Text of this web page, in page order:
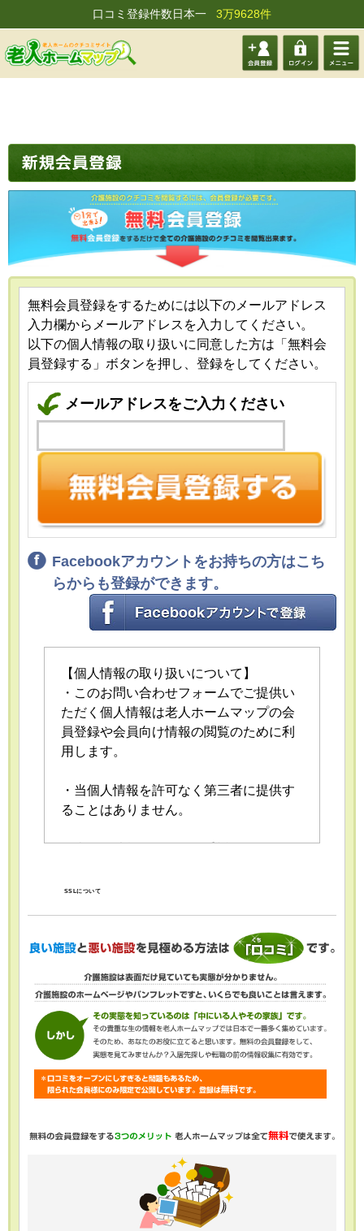
口コミ登録件数日本一 3万9628件
会員登 ログイ メニュ
無料会員登録をするためには以下のメールアドレス
入力欄からメールアドレスを入力してください。
以下の個人情報の取り扱いに同意した方は「無料会
員登録する」ボタンを押し、登録をしてください。
メールアドレスをご入力ください
Facebookアカウントをお持ちの方はこち
らからも登録ができます。
【個人情報の取り扱いについて】
・このお問い合わせフォームでご提供い
ただく個人情報は老人ホームマップの会
員登録や会員向け情報の閲覧のために利
用します。
・当個人情報を許可なく第三者に提供す
ることはありません。
おける個人情報の安全管理が図られるよ
・当個人情報の利用目的の通知、開示、
内容の訂正・追加または削除、利用の停
止・消去および第三者への提供の停止
（「開示等」といいます。）を受け付け
ております。開示等の求めは、以下の
「個人情報苦情及び相談窓口」で受け付
けます。
最適なご回答ができない場合がありま
・当ホームページではご利用状況の統計
調査のためクッキー等を用いております
SSLについて